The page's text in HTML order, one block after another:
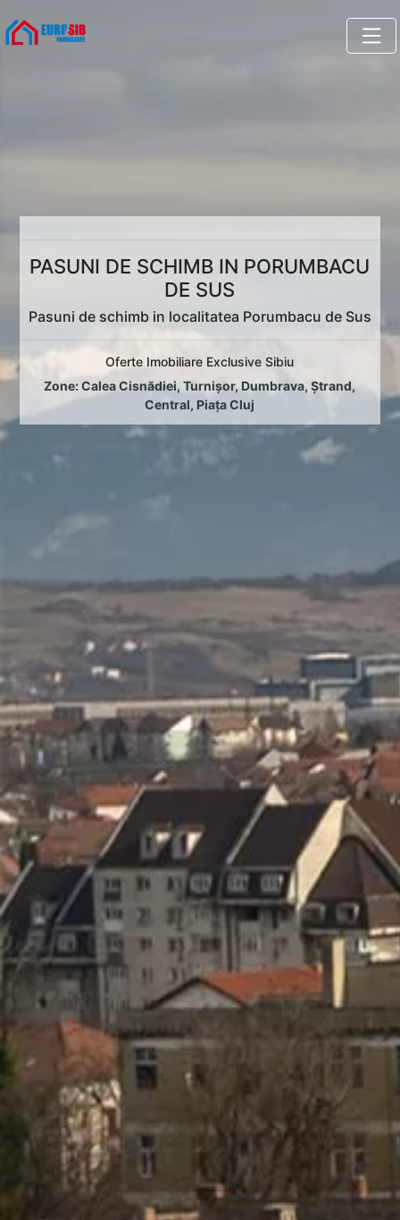
PASUNI DE SCHIMB IN PORUMBACU
DE SUS
Pasuni de schimb in localitatea Porumbacu de Sus
Oferte Imobiliare Exclusive Sibiu
Zone:Calea Cisnădiei,Turnișor,Dumbrava,Ștrand,
Central, Piața Cluj